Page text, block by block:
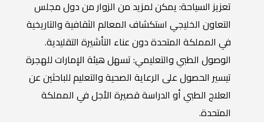
تعزيز السياحة: يمكن لمزيد من الزوار من دول مجلس
التعاون الخليجي استكشاف المعالم الثقافية والتاريخية
في المملكة المتحدة دون عناء التأشيرة التقليدية.
الوصول الطبي والتعليمي: تسهل هيئة الإمارات للهجرة
تيسير الحصول على الرعاية الصحية والتعليم للباحثين عن
العلاج الطبي أو الدراسة قصيرة الأجل في المملكة
المتحدة.